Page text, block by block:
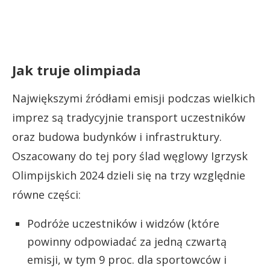
Jak truje olimpiada
Największymi źródłami emisji podczas wielkich
imprez są tradycyjnie transport uczestników
oraz budowa budynków i infrastruktury.
Oszacowany do tej pory ślad węglowy Igrzysk
Olimpijskich 2024 dzieli się na trzy względnie
równe części:
Podróże uczestników i widzów (które
powinny odpowiadać za jedną czwartą
emisji, w tym 9 proc. dla sportowców i